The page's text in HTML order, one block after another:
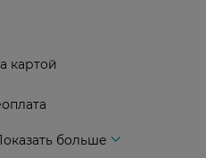
картой
больше